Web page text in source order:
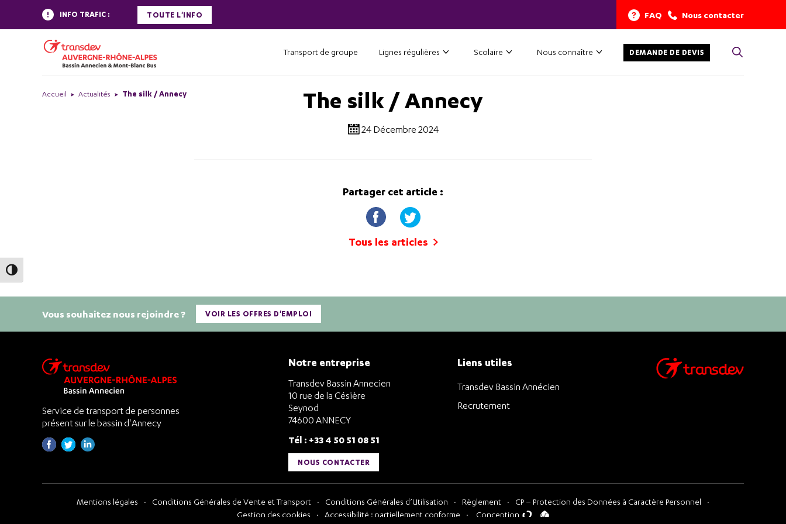
Passer en contraste élevé
INFO TRAFIC : TOUTE L'INFO FAQ Nous contacter
Transport de groupe Lignes régulières Scolaire Nous connaître DEMANDE DE DEVIS
Accueil Actualités The silk / Annecy The silk / Annecy
24 Décembre 2024
Partager cet article :
Tous les articles
Vous souhaitez nous rejoindre ? VOIR LES OFFRES D'EMPLOI
Service de transport de personnes
présent sur le bassin d'Annecy
Notre entreprise
Transdev Bassin Annecien
10 rue de la Césière
Seynod
74600 ANNECY
Tél : +33 4 50 51 08 51
NOUS CONTACTER
Liens utiles
Transdev Bassin Annécien
Recrutement
Mentions légales Conditions Générales de Vente et Transport Conditions Générales d’Utilisation Règlement
CP – Protection des Données à Caractère Personnel
Gestion des cookies
Accessibilité : partiellement conforme Conception